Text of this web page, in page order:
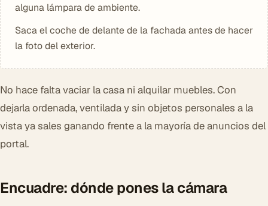
alguna lámpara de ambiente.
Saca el coche de delante de la fachada antes de hacer
la foto del exterior.
No hace falta vaciar la casa ni alquilar muebles. Con
dejarla ordenada, ventilada y sin objetos personales a la
vista ya sales ganando frente a la mayoría de anuncios del
portal.
Encuadre: dónde pones la cámara